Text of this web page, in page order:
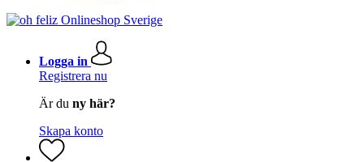
Logga in
Registrera nu
Är du ny här?
Skapa konto